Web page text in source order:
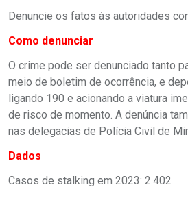
Denuncie os fatos às autoridades
Como denunciar
O crime pode ser denunciado tanto
meio de boletim de ocorrência, e
ligando 190 e acionando a viatura
de risco de momento. A denúncia
nas delegacias de Polícia Civil de
Dados
Casos de stalking em 2023: 2.402